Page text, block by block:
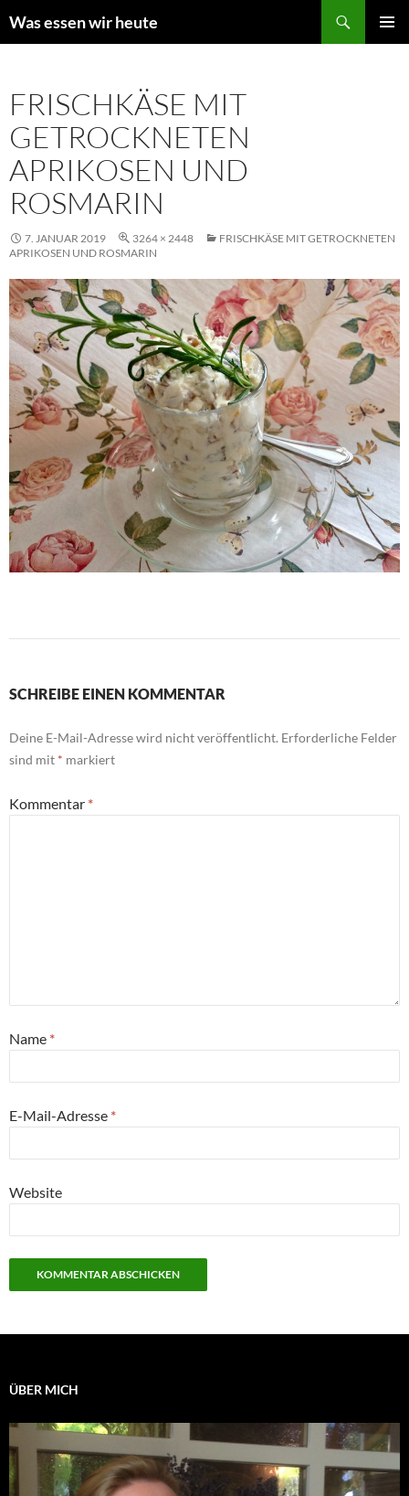
Inhalt
Was essen wir heute
FRISCHKÄSE MIT
GETROCKNETEN
APRIKOSEN UND
ROSMARIN
7. JANUAR 2019 3264 × 2448
FRISCHKÄSE MIT GETROCKNETEN
APRIKOSEN UND ROSMARIN
SCHREIBE EINEN KOMMENTAR
Deine E-Mail-Adresse wird nicht veröffentlicht. Erforderliche Felder
sind mit * markiert
Kommentar *
Name *
E-Mail-Adresse *
Website
ÜBER MICH